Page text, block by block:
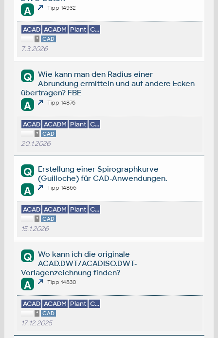
A Tipp 14932
ACAD ACADM Plant C...
* CAD
7.3.2026
Q
Wie kann man den Radius einer
Abrundung ermitteln und auf andere Ecken
übertragen? FBE
A Tipp 14876
ACAD ACADM Plant C...
* CAD
20.1.2026
Q
Erstellung einer Spirographkurve
(Guilloche) für CAD-Anwendungen.
A Tipp 14866
ACAD ACADM Plant C...
* CAD
15.1.2026
Q
Wo kann ich die originale
ACAD.DWT/ACADISO.DWT-
Vorlagenzeichnung finden?
A Tipp 14830
ACAD ACADM Plant C...
* CAD
17.12.2025